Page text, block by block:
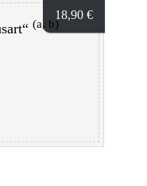
18,90 €
(a, b)